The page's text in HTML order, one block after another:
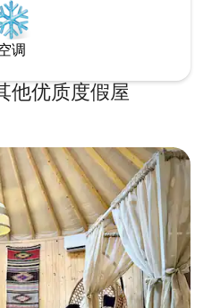
调
他优质度假屋